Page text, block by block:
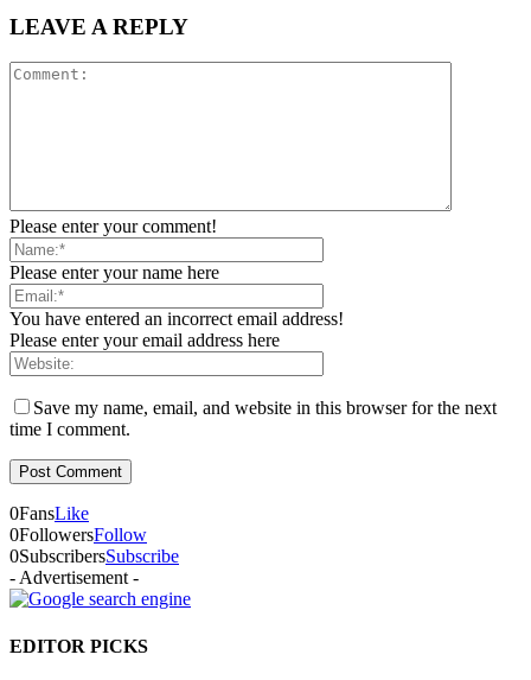
LEAVE A REPLY
Please enter your comment!
Please enter your name here
You have entered an incorrect email address!
Please enter your email address here
Save my name, email, and website in this browser for the next
time I comment.
0FansLike
0FollowersFollow
0SubscribersSubscribe
- Advertisement -
EDITOR PICKS